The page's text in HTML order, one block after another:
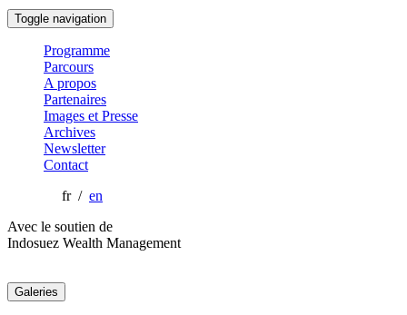
Toggle navigation
Programme
Parcours
A propos
Partenaires
Images et Presse
Archives
Newsletter
Contact
fr / en
Avec le soutien de
Indosuez Wealth Management
Galeries